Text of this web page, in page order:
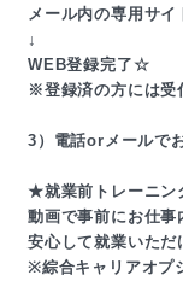
メール内の専用サイ
↓
WEB登録完了☆
※登録済の方には受
3）電話orメールで
★就業前トレーニ
動画で事前にお仕
安心して就業いただ
※綜合キャリアオプ